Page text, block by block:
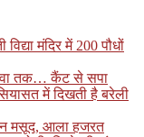
मंदिर में 200 पौधों
तक… कैंट से सपा
में दिखती है बरेली
मसूद, आला हजरत